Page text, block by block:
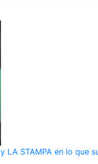
LA STAMPA en lo